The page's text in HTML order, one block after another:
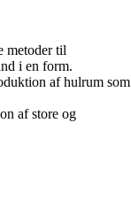
metoder til
i en form.
af hulrum som
af store og